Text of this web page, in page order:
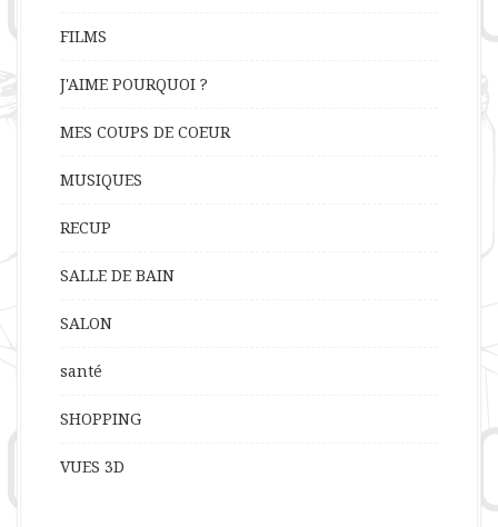
FILMS
J'AIME POURQUOI ?
MES COUPS DE COEUR
MUSIQUES
RECUP
SALLE DE BAIN
SALON
santé
SHOPPING
VUES 3D